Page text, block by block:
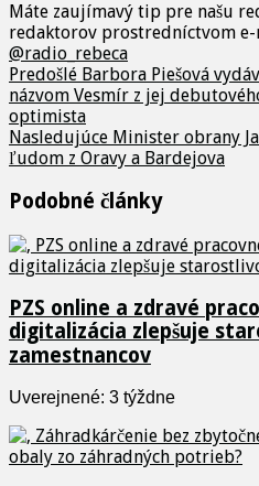
Máte zaujímavý tip pre našu
redaktorov prostredníctvom e-
@radio_rebeca
Predošlé Barbora Piešová
názvom Vesmír z jej
optimista
Nasledujúce Minister obrany
ľudom z Oravy a Bardejova
Podobné články
PZS online a zdravé
digitalizácia zlepšuje
zamestnancov
Uverejnené: 3 týždne